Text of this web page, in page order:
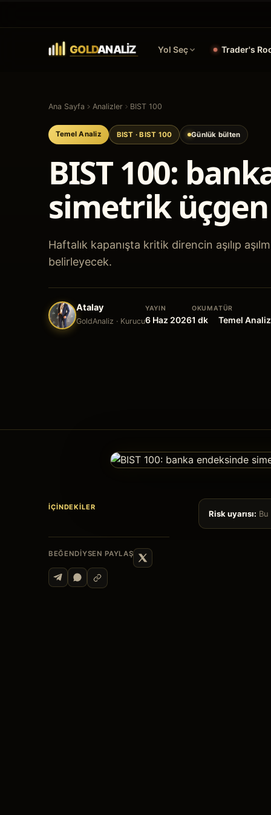
Yol Seç Trader's
Ana Sayfa Analizler BIST 100
Temel Analiz BIST · BIST 100 Günlük bülten
BIST 100:
simetrik üçgen
Haftalık kapanışta kritik direncin aşılıp
belirleyecek.
Atalay
GoldAnaliz · Kurucu
YAYIN
6 Haz 2026
OKUMA
1 dk
TÜR
Temel Analiz
İÇINDEKILER
BEĞENDIYSEN PAYLAŞ
Risk uyarısı: Bu